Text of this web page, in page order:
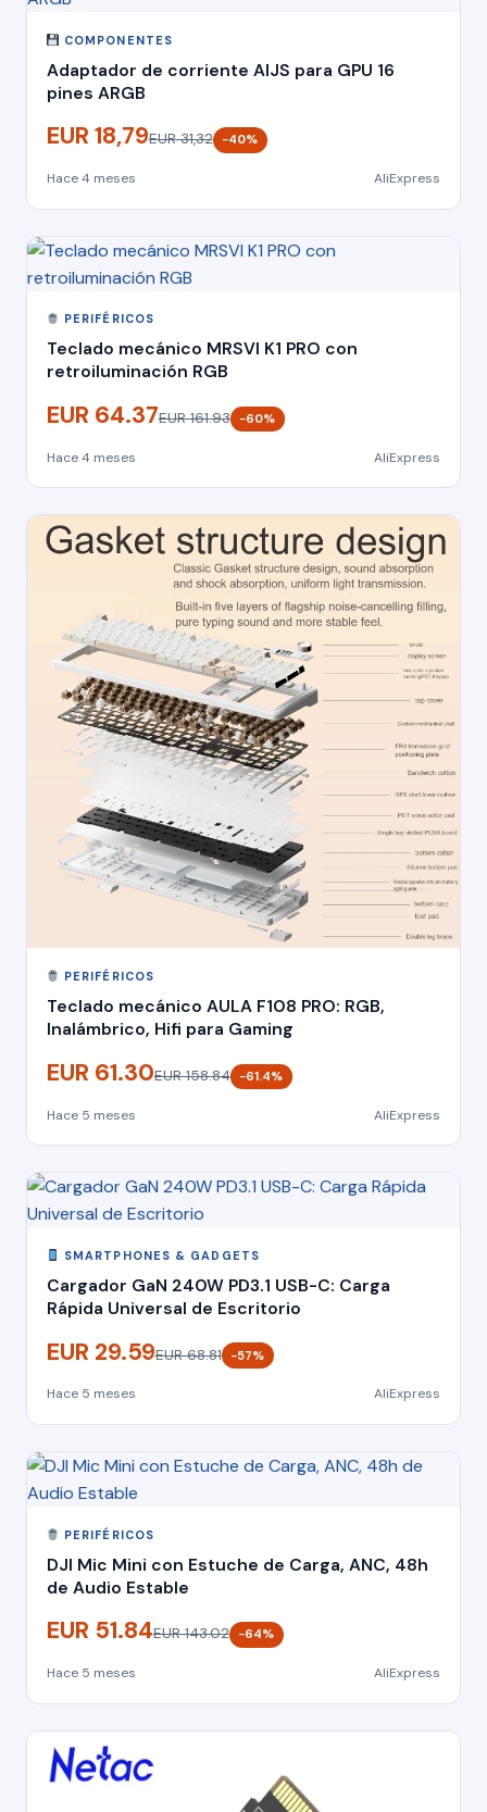
COMPONENTES
Adaptador de corriente AIJS para GPU 16
pines ARGB
EUR 18,79EUR 31,32 −40%
Hace 4 meses AliExpress
PERIFÉRICOS
Teclado mecánico MRSVI K1 PRO con
retroiluminación RGB
EUR 64.37EUR 161.93 −60%
Hace 4 meses AliExpress
PERIFÉRICOS
Teclado mecánico AULA F108 PRO: RGB,
Inalámbrico, Hifi para Gaming
EUR 61.30EUR 158.84 −61.4%
Hace 5 meses AliExpress
SMARTPHONES & GADGETS
Cargador GaN 240W PD3.1 USB-C: Carga
Rápida Universal de Escritorio
EUR 29.59EUR 68.81 −57%
Hace 5 meses AliExpress
PERIFÉRICOS
DJI Mic Mini con Estuche de Carga, ANC, 48h
de Audio Estable
EUR 51.84EUR 143.02 −64%
Hace 5 meses AliExpress